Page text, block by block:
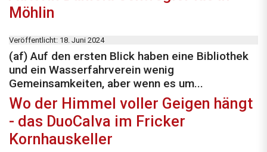
Möhlin
Veröffentlicht: 18. Juni 2024
(af) Auf den ersten Blick haben eine Bibliothek
und ein Wasserfahrverein wenig
Gemeinsamkeiten, aber wenn es um...
Wo der Himmel voller Geigen hängt
- das DuoCalva im Fricker
Kornhauskeller